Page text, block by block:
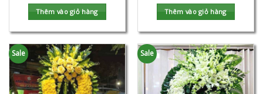
Thêm vào giỏ hàng Thêm vào giỏ hàng
Sale Sale